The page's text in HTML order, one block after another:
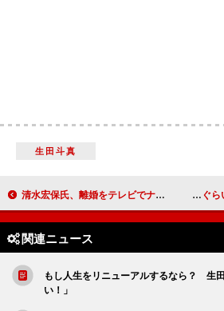
生田斗真
清水宏保氏、離婚をテレビでナマ報告 「仕方なかった…離婚は事実です」 友近、結婚
関連ニュース
もし人生をリニューアルするなら？ 生
い！」